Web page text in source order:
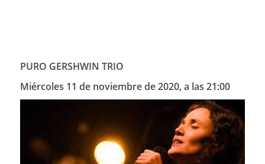
PURO GERSHWIN TRIO
Miércoles 11 de noviembre de 2020, a las 21:00